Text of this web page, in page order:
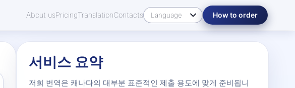
About usPricingTranslationContacts How to order
서비스 요약
저희 번역은 캐나다의 대부분 표준적인 제출 용도에 맞게 준비됩니